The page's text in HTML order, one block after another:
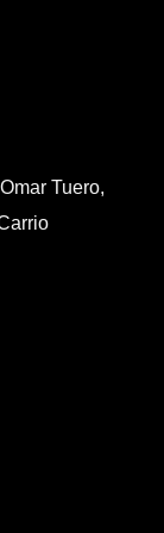
Tuero,